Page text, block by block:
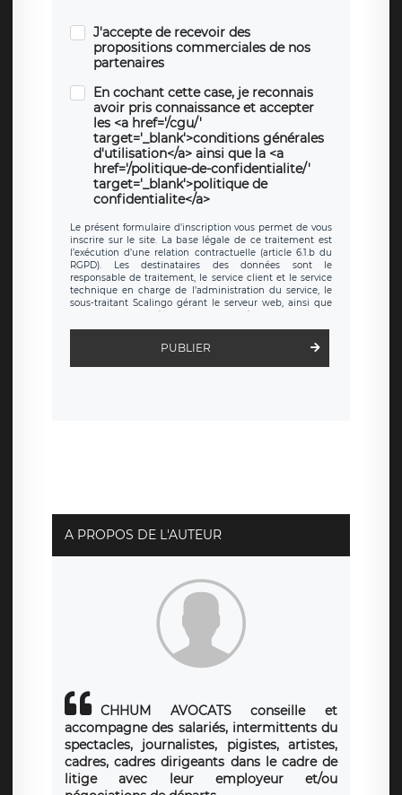
J'accepte de recevoir des
propositions commerciales de nos
partenaires
En cochant cette case, je reconnais
avoir pris connaissance et accepter
les <a href='/cgu/'
target='_blank'>conditions générales
d'utilisation</a> ainsi que la <a
href='/politique-de-confidentialite/'
target='_blank'>politique de
confidentialite</a>
Le présent formulaire d’inscription vous permet de vous
inscrire sur le site. La base légale de ce traitement est
l’exécution d’une relation contractuelle (article 6.1.b du
RGPD). Les destinataires des données sont le
responsable de traitement, le service client et le service
technique en charge de l’administration du service, le
sous-traitant Scalingo gérant le serveur web, ainsi que
toute personne légalement autorisée. Le formulaire
d’inscription est hébergé sur un serveur hébergé par
clauses de
protection conformes au RGPD
. Les données collectées
sont conservées jusqu’à ce que l’Internaute en sollicite la
rue Léopold Sédar Senghor, joignable à l’adresse mail :
responsabledetraitement@legavox.fr. Vous avez
également le droit d’introduire une réclamation auprès
d’une autorité de contrôle.
PUBLIER
A PROPOS DE L'AUTEUR
CHHUM AVOCATS conseille et
accompagne des salariés, intermittents du
spectacles, journalistes, pigistes, artistes,
cadres, cadres dirigeants dans le cadre de
litige avec leur employeur et/ou